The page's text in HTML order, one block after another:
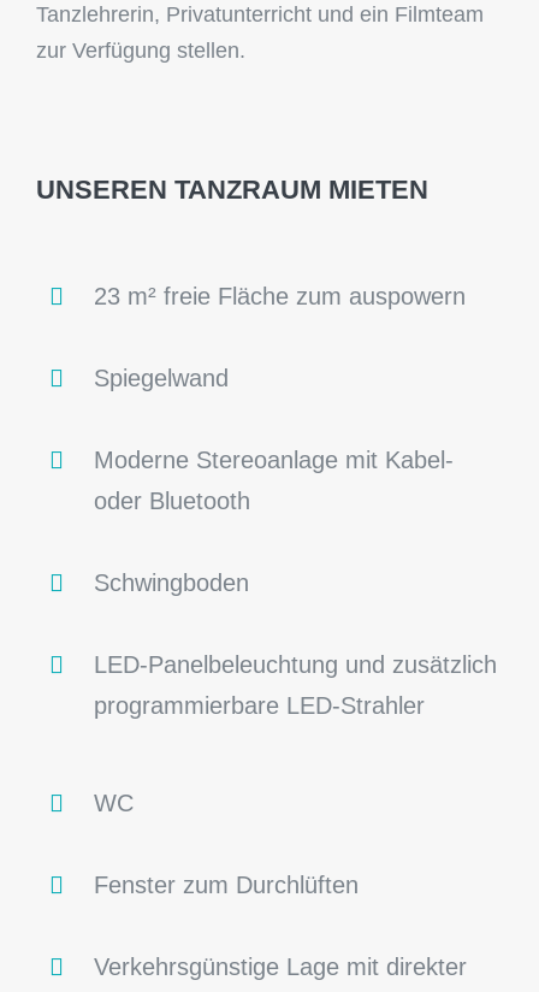
Tanzlehrerin, Privatunterricht und ein Filmteam
zur Verfügung stellen.
UNSEREN TANZRAUM MIETEN
23 m² freie Fläche zum auspowern
Spiegelwand
Moderne Stereoanlage mit Kabel-
oder Bluetooth
Schwingboden
LED-Panelbeleuchtung und zusätzlich
programmierbare LED-Strahler
WC
Fenster zum Durchlüften
Verkehrsgünstige Lage mit direkter